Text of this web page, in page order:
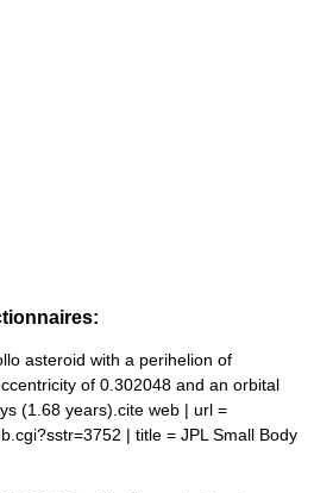
asteroid with a perihelion of
of 0.302048 and an orbital
(1.68 years).cite web | url =
| title = JPL Small Body